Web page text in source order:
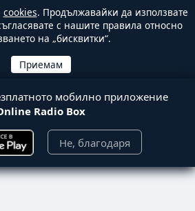
cookies. Продължавайки да използвате
с нашите правила относно
на „бисквитки“.
мобилно приложение
Radio Box
Не, благодаря